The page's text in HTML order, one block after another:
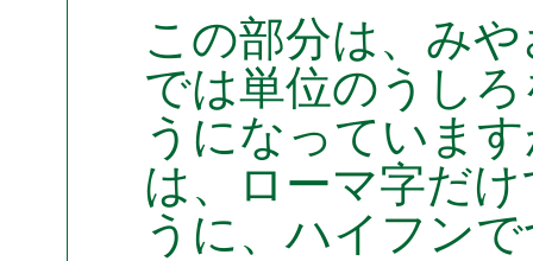
この部分は、み
では単位のうし
うになっていま
は、ローマ字だ
うに、ハイフン